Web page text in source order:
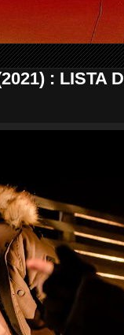
: LISTA